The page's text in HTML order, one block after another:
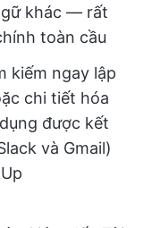
khác — rất
toàn cầu
kiếm ngay lập
chi tiết hóa
được kết
và Gmail)